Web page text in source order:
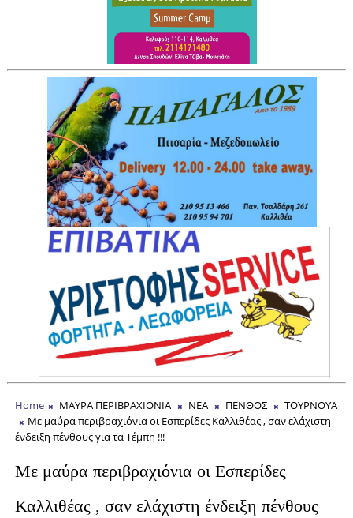
Home ΜΑΥΡΑ ΠΕΡΙΒΡΑΧΙΟΝΙΑ ΝΕΑ ΠΕΝΘΟΣ
ΤΟΥΡΝΟΥΑ
Με μαύρα περιβραχιόνια οι Εσπερίδες Καλλιθέας , σαν ελάχιστη
ένδειξη πένθους για τα Τέμπη !!!
Με μαύρα περιβραχιόνια οι Εσπερίδες
Καλλιθέας , σαν ελάχιστη ένδειξη πένθους